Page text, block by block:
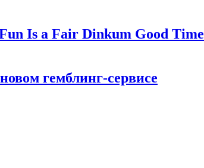
Is a Fair Dinkum Good Time
гемблинг-сервисе